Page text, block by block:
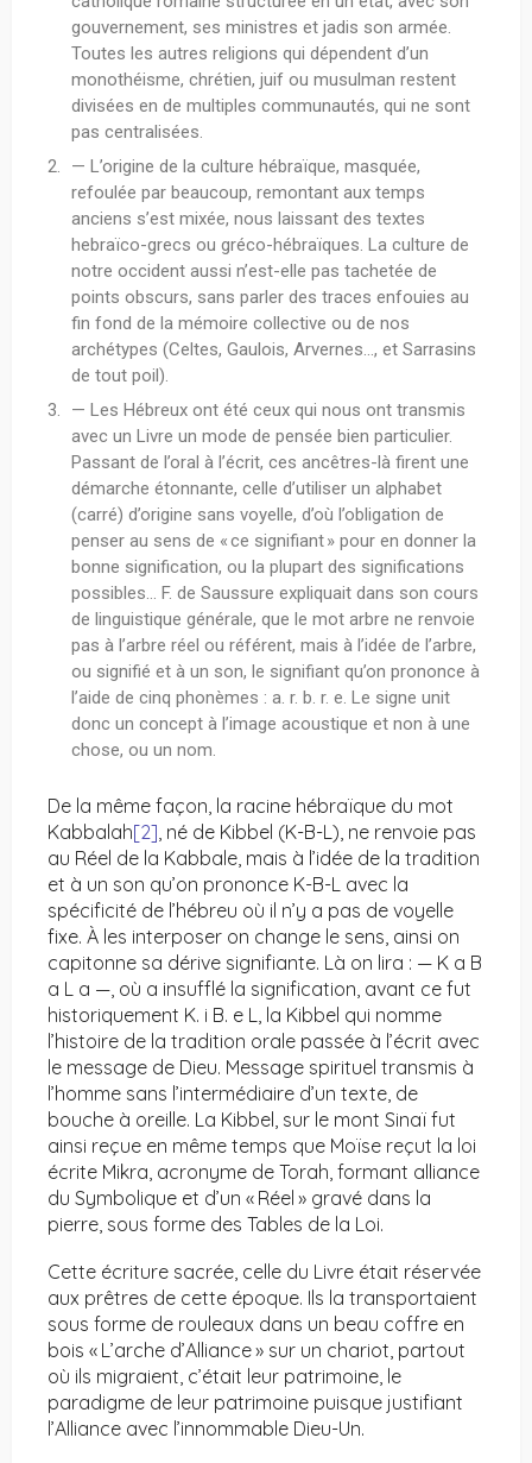
gouvernement, ses ministres et jadis son armée.
Toutes les autres religions qui dépendent d’un
monothéisme, chrétien, juif ou musulman restent
divisées en de multiples communautés, qui ne sont
pas centralisées.
— L’origine de la culture hébraïque, masquée,
refoulée par beaucoup, remontant aux temps
anciens s’est mixée, nous laissant des textes
hebraïco-grecs ou gréco-hébraïques. La culture de
notre occident aussi n’est-elle pas tachetée de
points obscurs, sans parler des traces enfouies au
fin fond de la mémoire collective ou de nos
archétypes (Celtes, Gaulois, Arvernes…, et Sarrasins
de tout poil).
— Les Hébreux ont été ceux qui nous ont transmis
avec un Livre un mode de pensée bien particulier.
Passant de l’oral à l’écrit, ces ancêtres-là firent une
démarche étonnante, celle d’utiliser un alphabet
(carré) d’origine sans voyelle, d’où l’obligation de
penser au sens de « ce signifiant » pour en donner la
bonne signification, ou la plupart des significations
possibles… F. de Saussure expliquait dans son cours
de linguistique générale, que le mot arbre ne renvoie
pas à l’arbre réel ou référent, mais à l’idée de l’arbre,
ou signifié et à un son, le signifiant qu’on prononce à
l’aide de cinq phonèmes : a. r. b. r. e. Le signe unit
donc un concept à l’image acoustique et non à une
chose, ou un nom.
De la même façon, la racine hébraïque du mot
Kabbalah[2], né de Kibbel (K-B-L), ne renvoie pas
au Réel de la Kabbale, mais à l’idée de la tradition
et à un son qu’on prononce K-B-L avec la
spécificité de l’hébreu où il n’y a pas de voyelle
fixe. À les interposer on change le sens, ainsi on
capitonne sa dérive signifiante. Là on lira : — K a B
a L a —, où a insufflé la signification, avant ce fut
historiquement K. i B. e L, la Kibbel qui nomme
l’histoire de la tradition orale passée à l’écrit avec
le message de Dieu. Message spirituel transmis à
l’homme sans l’intermédiaire d’un texte, de
bouche à oreille. La Kibbel, sur le mont Sinaï fut
ainsi reçue en même temps que Moïse reçut la loi
écrite Mikra, acronyme de Torah, formant alliance
du Symbolique et d’un « Réel » gravé dans la
pierre, sous forme des Tables de la Loi.
Cette écriture sacrée, celle du Livre était réservée
aux prêtres de cette époque. Ils la transportaient
sous forme de rouleaux dans un beau coffre en
bois « L’arche d’Alliance » sur un chariot, partout
où ils migraient, c’était leur patrimoine, le
paradigme de leur patrimoine puisque justifiant
l’Alliance avec l’innommable Dieu-Un.